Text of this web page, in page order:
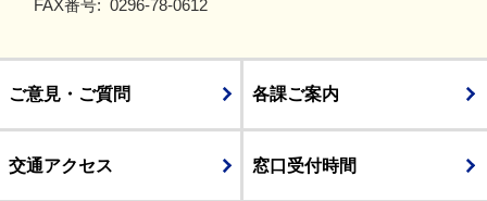
FAX番号: 0296-78-0612
ご意見・ご質問 各課ご案内
交通アクセス 窓口受付時間